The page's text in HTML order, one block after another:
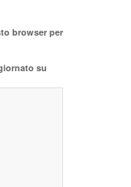
browser per
su